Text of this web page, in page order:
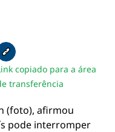
facebook
no twitterpelo email
Copiar link da notícia
copiado para a área
transferência
(foto), afirmou
pode interromper